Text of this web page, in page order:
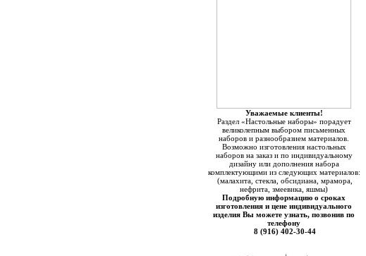
Уважаемые клиенты!
Раздел «Настольные наборы» порадует
великолепным выбором письменных
наборов и разнообразием материалов.
Возможно изготовления настольных
наборов на заказ и по индивидуальному
дизайну или дополнения набора
комплектующими из следующих материалов:
(малахита, стекла, обсидиана, мрамора,
нефрита, змеевика, яшмы)
Подробную информацию о сроках
изготовления и цене индивидуального
изделия Вы можете узнать, позвонив по
телефону
8 (916) 402-30-44